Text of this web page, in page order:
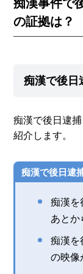
痴漢事件で
の証拠は？
痴漢で後日
痴漢で後日逮
紹介します。
痴漢で後日逮
痴漢を
あとか
痴漢を
の映像